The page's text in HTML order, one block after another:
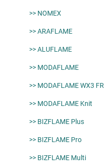
>> NOMEX
>> ARAFLAME
>> ALUFLAME
>> MODAFLAME
>> MODAFLAME WX3 FR
>> MODAFLAME Knit
>> BIZFLAME Plus
>> BIZFLAME Pro
>> BIZFLAME Multi